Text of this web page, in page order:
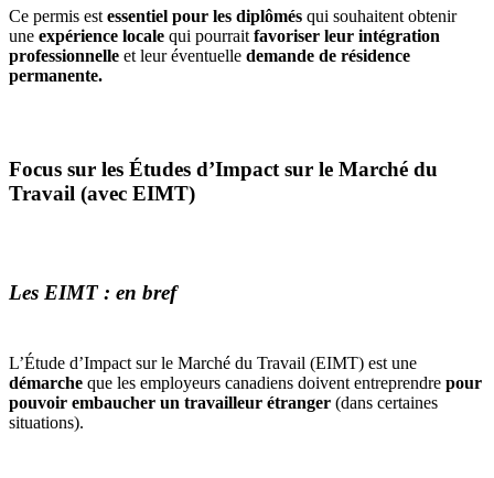
Ce permis estessentiel pour les diplômés qui souhaitent obtenir
une expérience locale qui pourraitfavoriser leur intégration
professionnelle et leur éventuelle demande de résidence
permanente.
Focus sur les Études d’Impact sur le Marché du
Travail (avec EIMT)
Les EIMT : en bref
L’Étude d’Impact sur le Marché du Travail (EIMT) est une
démarche que les employeurs canadiens doivent entreprendre pour
pouvoir embaucher un travailleur étranger (dans certaines
situations).